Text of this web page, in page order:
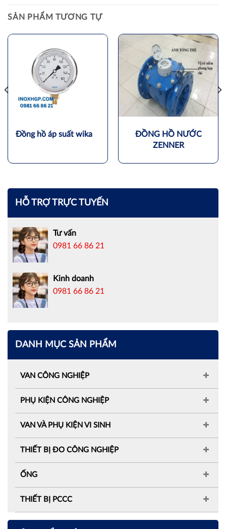
SẢN PHẨM TƯƠNG TỰ
Đồng hồ áp suất wika
ĐỒNG HỒ NƯỚC
ZENNER
HỖ TRỢ TRỰC TUYẾN
Tư vấn
0981 66 86 21
Kinh doanh
0981 66 86 21
DANH MỤC SẢN PHẨM
VAN CÔNG NGHIỆP
PHỤ KIỆN CÔNG NGHIỆP
VAN VÀ PHỤ KIỆN VI SINH
THIẾT BỊ ĐO CÔNG NGHIỆP
ỐNG
THIẾT BỊ PCCC